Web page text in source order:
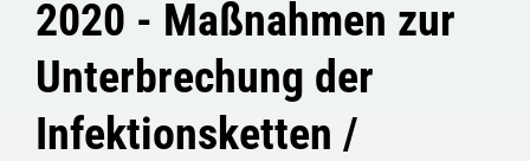
2020 - Maßnahmen zur
Unterbrechung der
Infektionsketten /